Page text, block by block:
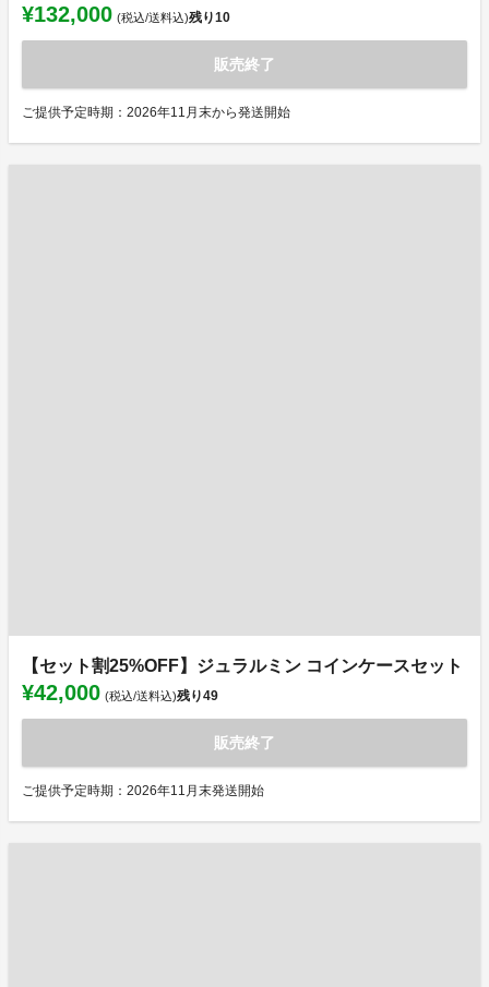
¥132,000 (税込/送料込)残り10
販売終了
ご提供予定時期：2026年11月末から発送開始
【セット割25%OFF】ジュラルミン コインケースセット
¥42,000 (税込/送料込)残り49
販売終了
ご提供予定時期：2026年11月末発送開始